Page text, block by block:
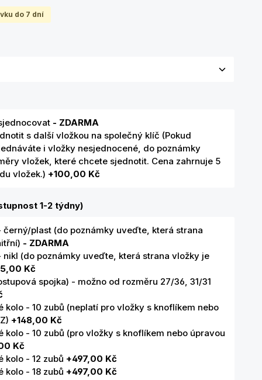
do 7 dní
variantu
- ZDARMA
s další vložkou na společný klíč (Pokud
i vložky nesjednocené, do poznámky
vložek, které chcete sjednotit. Cena zahrnuje 5
vložek.) +100,00 Kč
1-2 týdny)
černý/plast (do poznámky uveďte, která strana
- ZDARMA
nikl (do poznámky uveďte, která strana vložky je
Kč
spojka) - možno od rozměru 27/36, 31/31
kolo - 10 zubů (neplatí pro vložky s knoflíkem nebo
+148,00 Kč
kolo - 10 zubů (pro vložky s knoflíkem nebo úpravou
Kč
kolo - 12 zubů +497,00 Kč
kolo - 18 zubů +497,00 Kč